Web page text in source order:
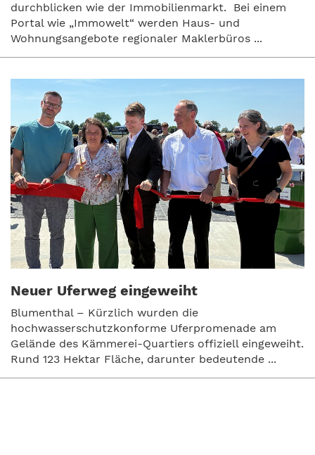
durchblicken wie der Immobilienmarkt. Bei einem
Portal wie „Immowelt“ werden Haus- und
Wohnungsangebote regionaler Maklerbüros ...
Neuer Uferweg eingeweiht
Blumenthal – Kürzlich wurden die
hochwasserschutzkonforme Uferpromenade am
Gelände des Kämmerei-Quartiers offiziell eingeweiht.
Rund 123 Hektar Fläche, darunter bedeutende ...